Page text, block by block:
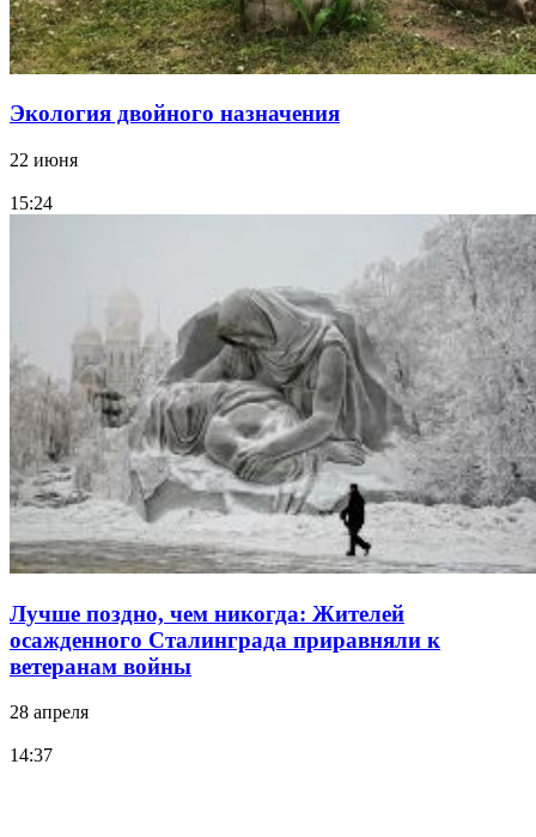
Экология двойного назначения
22 июня
15:24
Лучше поздно, чем никогда: Жителей
осажденного Сталинграда приравняли к
ветеранам войны
28 апреля
14:37